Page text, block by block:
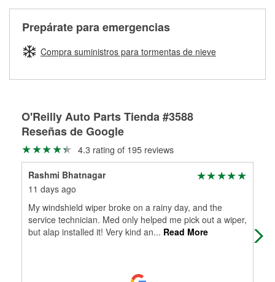
partes de reemplazo correctas para tu reparación.
Rectificación de tambores y discos de freno
Prepárate para emergencias
Compra suministros para tormentas de nieve
O'Reilly Auto Parts Tienda #3588
Reseñas de Google
4.3 rating of 195 reviews
Rashmi Bhatnagar
11 days ago
My windshield wiper broke on a rainy day, and the
service technician. Med only helped me pick out a wiper,
but alap installed it! Very kind an... Read More